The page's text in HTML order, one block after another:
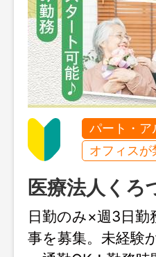
パート・ア
オフィスが
医療法人くろ
日勤のみ×週3日
事を募集。未経験